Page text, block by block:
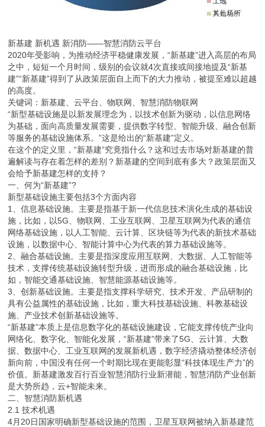
新基建 新机遇 新消防——智慧消防云平台
2020年受影响，为推动经济平稳健康发展，“新基建”进入高层的布局
之中，短短一个月时间，级别的会议就4次直接或间接地提及“新基
建”“新基建”得到了从政策层面自上而下的大力推动，被提至难以超越
的高度。
关键词：新基建、云平台、物联网、智慧消防物联网
“新型基础设施是以新发展理念为，以技术创新为驱动，以信息网络
为基础，面向高质量发展需要，提供数字转型、智能升级、融合创新
等服务的基础设施体系。”这是给出的“新基建”定义。
在这个的定义里，“新基建”究竟指什么？这和过去市场对新基建的普
遍解读与存在着怎样的差别？新基建的空间到底有多大？政策层面又
会给予新基建怎样的支持？
一、何为“新基建”?
新型基础设施主要包括3个方面内容
1、信息基础设施。主要是指基于新一代信息技术演化生成的基础设
施，比如，以5G、物联网、工业互联网、卫星互联网为代表的通信
网络基础设施，以人工智能、云计算、区块链等为代表的新技术基础
设施，以数据中心、智能计算中心为代表的算力基础设施等。
2、融合基础设施。主要是指深度应用互联网、大数据、人工智能等
技术，支撑传统基础设施转型升级，进而形成的融合基础设施，比
如，智能交通基础设施、智慧能源基础设施等。
3、创新基础设施。主要是指支撑科学研究、技术开发、产品研制的
具有公益属性的基础设施，比如，重大科技基础设施、科教基础设
施、产业技术创新基础设施等。
“新基建”本质上是信息数字化的基础设施建设，它能支撑传统产业向
网络化、数字化、智能化发展，“新基建”带来了5G、云计算、大数
据、数据中心、工业互联网的发展新机遇，数字经济撬动整体经济创
新向前，中国没有任何一个时期比现在更能彰显“科技体现生产力”的
价值。新基建激发百行百业智慧消防行业新潜能，智慧消防产业创新
是大势所趋，云+智能未来。
二、智慧消防新机遇
2.1 技术机遇
4月20日国家明确新型基础设施的范围，卫星互联网被纳入新基建范